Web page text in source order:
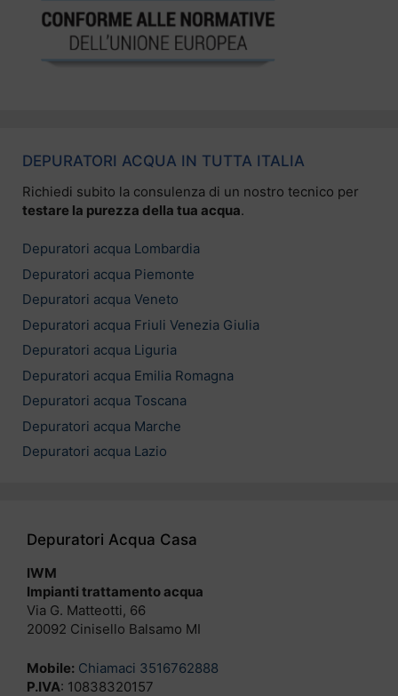
DEPURATORI ACQUA IN TUTTA ITALIA
Richiedi subito la consulenza di un nostro tecnico per
testare la purezza della tua acqua.
Depuratori acqua Lombardia
Depuratori acqua Piemonte
Depuratori acqua Veneto
Depuratori acqua Friuli Venezia Giulia
Depuratori acqua Liguria
Depuratori acqua Emilia Romagna
Depuratori acqua Toscana
Depuratori acqua Marche
Depuratori acqua Lazio
Depuratori Acqua Casa
IWM
Impianti trattamento acqua
Via G. Matteotti, 66
20092 Cinisello Balsamo MI
Mobile: Chiamaci 3516762888
P.IVA: 10838320157